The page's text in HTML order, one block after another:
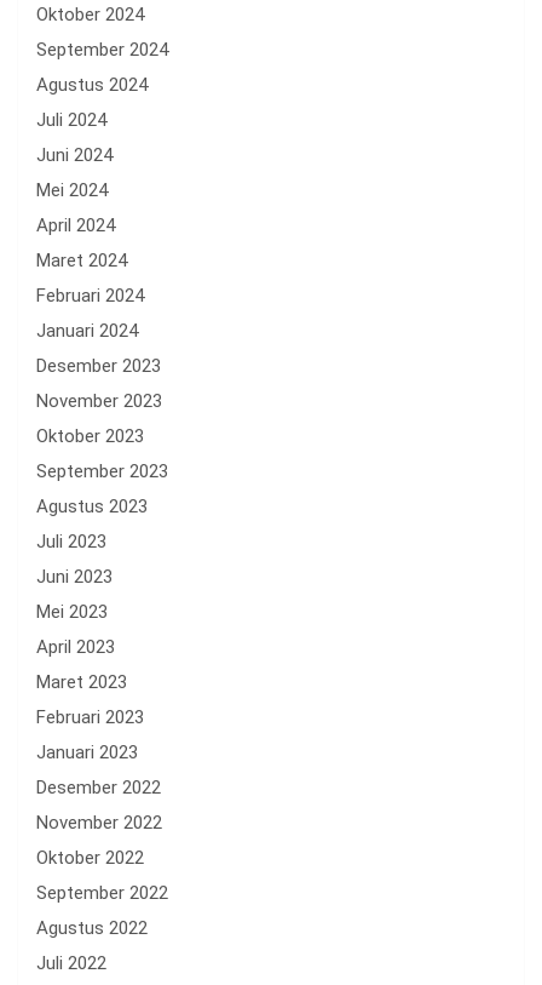
Oktober 2024
September 2024
Agustus 2024
Juli 2024
Juni 2024
Mei 2024
April 2024
Maret 2024
Februari 2024
Januari 2024
Desember 2023
November 2023
Oktober 2023
September 2023
Agustus 2023
Juli 2023
Juni 2023
Mei 2023
April 2023
Maret 2023
Februari 2023
Januari 2023
Desember 2022
November 2022
Oktober 2022
September 2022
Agustus 2022
Juli 2022